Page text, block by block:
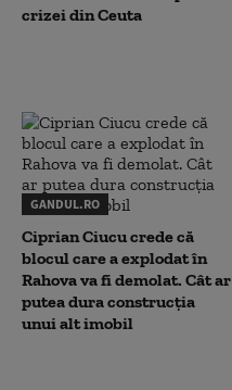
crizei din Ceuta
GANDUL.RO
Ciprian Ciucu crede că
blocul care a explodat în
Rahova va fi demolat. Cât ar
putea dura construcția
unui alt imobil